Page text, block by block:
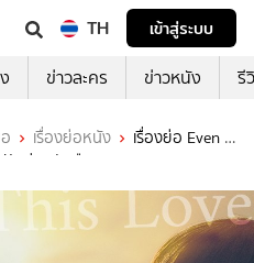
TH
เข้าสู่ระบบ
ข่าวละคร ข่าวหนัง รี
เรื่องย่อหนัง
เรื่องย่อ Even If
นก่อนฉันลืมเธอ